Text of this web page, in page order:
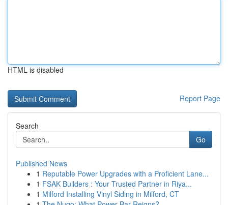
HTML is disabled
Report Page
Search
Go
Published News
1 Reputable Power Upgrades with a Proficient Lane...
1 FSAK Builders : Your Trusted Partner in Riya...
1 Milford Installing Vinyl Siding in Milford, CT